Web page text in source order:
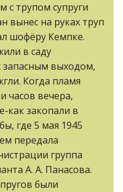
с трупом супруги
вынес на руках труп
шофёру Кемпке.
в саду
запасным выходом,
Когда пламя
часов вечера,
как закопали в
где 5 мая 1945
передала
группа
А. А. Панасова.
были